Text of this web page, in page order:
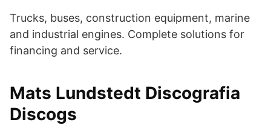
Trucks, buses, construction equipment, marine
and industrial engines. Complete solutions for
financing and service.
Mats Lundstedt Discografia
Discogs